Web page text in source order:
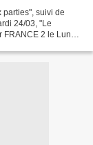
parties", suivi de
24/03, "Le
2 le Lundi